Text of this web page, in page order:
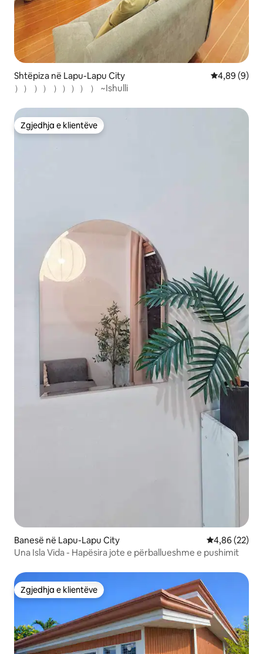
Shtëpiza në Lapu-Lapu City Vlerësimi
4,89 (9)
）） ）） ）））） ） ~Ishulli
Zgjedhja e klientëve
Zgjedhja e klientëve
Banesë në Lapu-Lapu City Vlerësimi
4,86 (22)
Una Isla Vida - Hapësira jote e përballueshme e pushimit
Zgjedhja e klientëve
Zgjedhja e klientëve